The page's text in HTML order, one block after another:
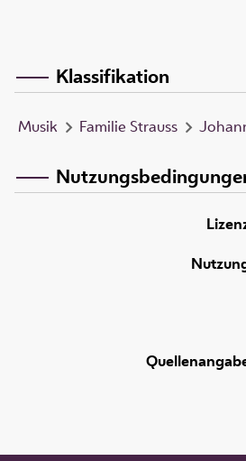
Klassifikation
Musik Familie Strauss